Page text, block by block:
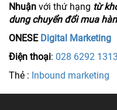
Nhuận với thứ hạng từ
dung chuyển đổi mua
ONESE Digital Marketing
Điện thoại: 028 6292 1313
Thẻ : Inbound marketing